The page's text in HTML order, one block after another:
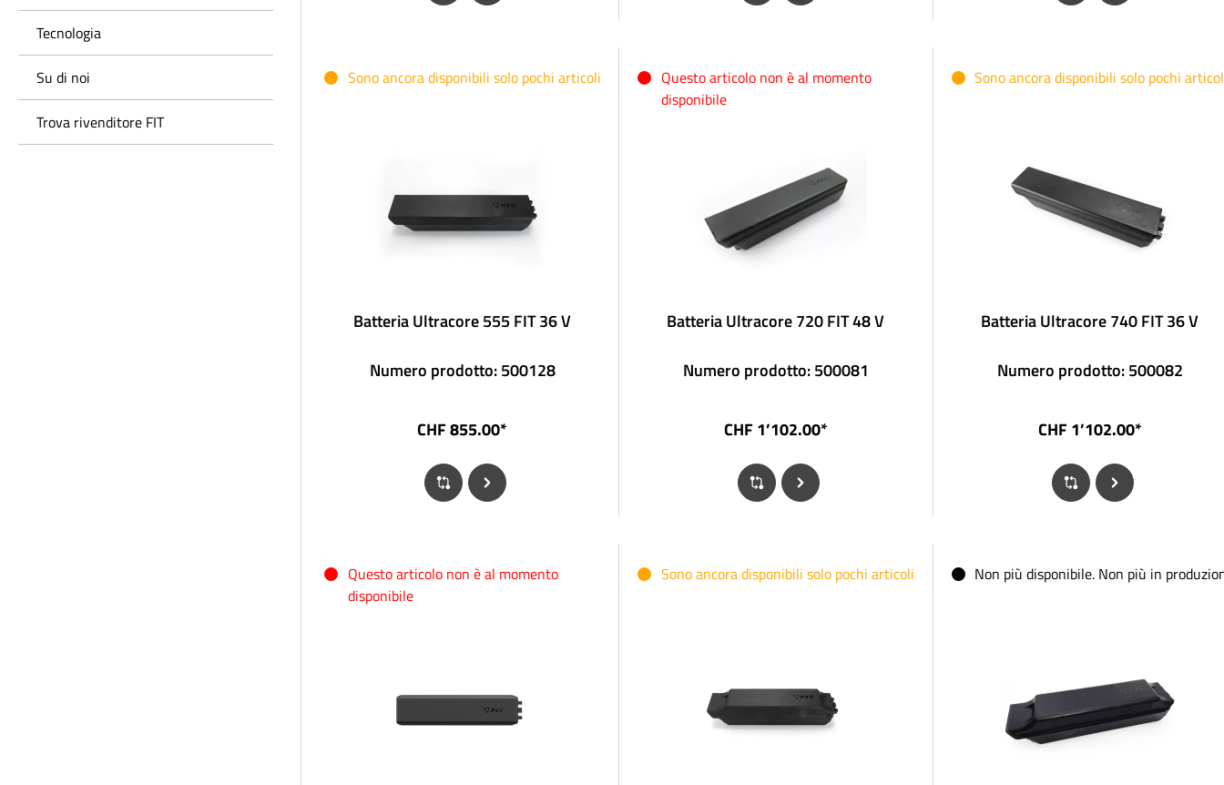
Tecnologia
Su di noi
Trova rivenditore FIT
Sono ancora disponibili solo pochi articoli
Batteria Ultracore 555 FIT 36 V
Numero prodotto: 500128
CHF 855.00*
Questo articolo non è al momento
disponibile
Batteria Ultracore 720 FIT 48 V
Numero prodotto: 500081
CHF 1’102.00*
Sono ancora disponibili solo pochi
Batteria Ultracore 740 FIT 36 V
Numero prodotto: 500082
CHF 1’102.00*
Questo articolo non è al momento
disponibile
Sono ancora disponibili solo pochi articoli Non più disponibile. Non più in